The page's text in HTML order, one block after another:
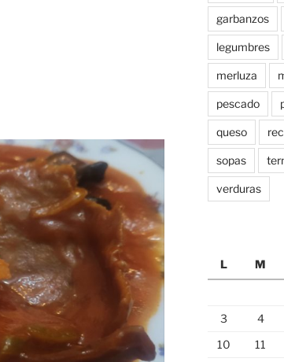
garbanzos
legumbres
merluza
pescado
queso
sopas
verduras
L
M
3
4
10
11